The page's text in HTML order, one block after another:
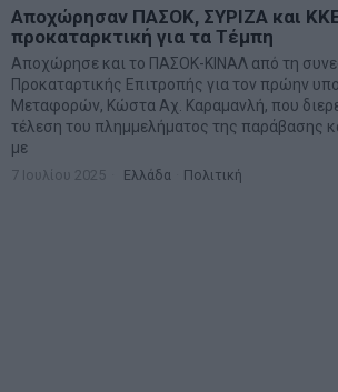
Αποχώρησαν ΠΑΣΟΚ, ΣΥΡΙΖΑ και
προκαταρκτική για τα Τέμπη
Αποχώρησε και το ΠΑΣΟΚ-ΚΙΝΑΛ από τη
Προκαταρτικής Επιτροπής για τον πρώην
Μεταφορών, Κώστα Αχ. Καραμανλή, που
τέλεση του πλημμελήματος της παράβασης
με
7 Ιουλίου 2025 Ελλάδα Πολιτική